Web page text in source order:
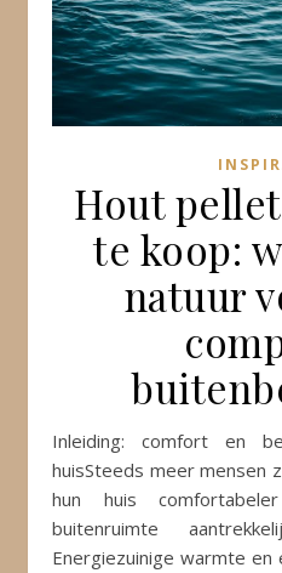
Hout
te koop:
natuur
Inleiding: comfort en beleving in en om het
huisSteeds meer mensen
hun huis
buitenruimte
Energiezuinige warmte